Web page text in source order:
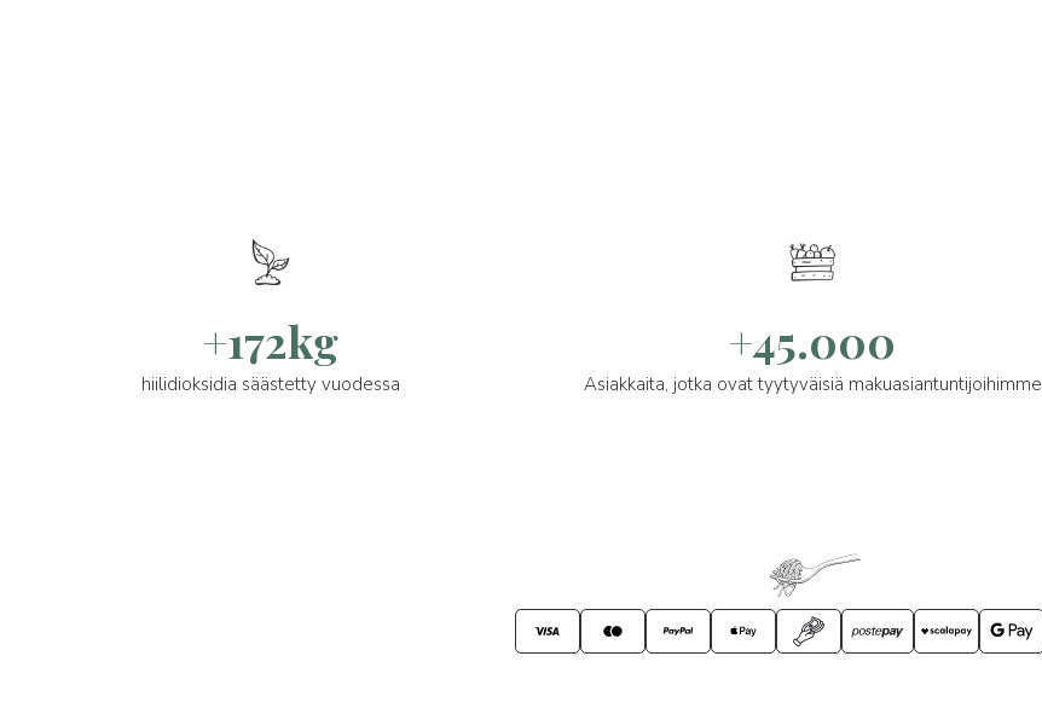
+172kg
hiilidioksidia säästetty vuodessa
+45.000
Asiakkaita, jotka ovat tyytyväisiä makuasiantuntijoihimme